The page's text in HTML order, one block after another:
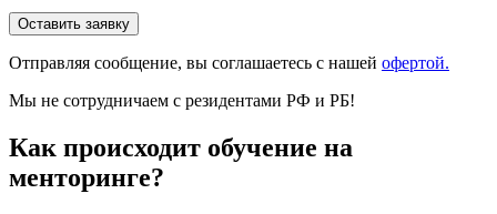
Отправляя сообщениe, вы соглашаетесь с нашей офертой.
Мы не сотрудничаем с резидентами РФ и РБ!
Как происходит обучение на
менторинге?